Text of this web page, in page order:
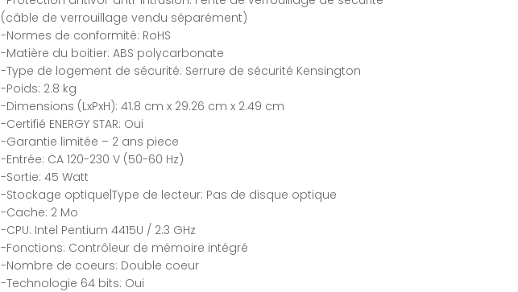
(câble de verrouillage vendu séparément)
-Normes de conformité: RoHS
-Matière du boitier: ABS polycarbonate
-Type de logement de sécurité: Serrure de sécurité Kensington
-Poids: 2.8 kg
-Dimensions (LxPxH): 41.8 cm x 29.26 cm x 2.49 cm
-Certifié ENERGY STAR: Oui
-Garantie limitée – 2 ans piece
-Entrée: CA 120-230 V (50-60 Hz)
-Sortie: 45 Watt
-Stockage optique|Type de lecteur: Pas de disque optique
-Cache: 2 Mo
-CPU: Intel Pentium 4415U / 2.3 GHz
-Fonctions: Contrôleur de mémoire intégré
-Nombre de coeurs: Double coeur
-Technologie 64 bits: Oui